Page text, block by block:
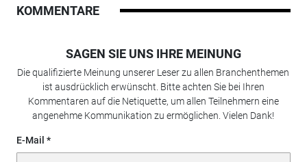
KOMMENTARE
SAGEN SIE UNS IHRE MEINUNG
Die qualifizierte Meinung unserer Leser zu allen Branchenthemen
ist ausdrücklich erwünscht. Bitte achten Sie bei Ihren
Kommentaren auf die Netiquette, um allen Teilnehmern eine
angenehme Kommunikation zu ermöglichen. Vielen Dank!
E-Mail